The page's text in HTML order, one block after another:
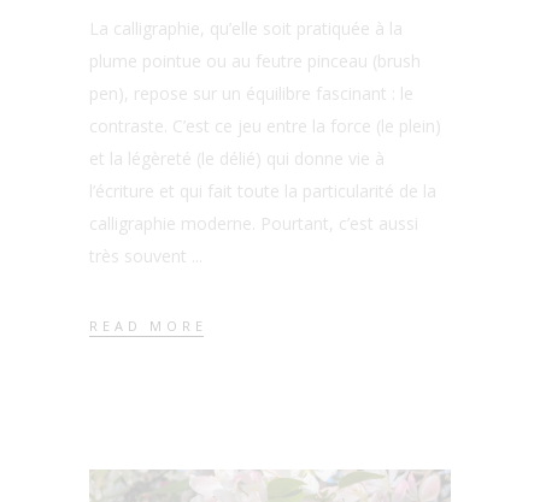
La calligraphie, qu’elle soit pratiquée à la
plume pointue ou au feutre pinceau (brush
pen), repose sur un équilibre fascinant : le
contraste. C’est ce jeu entre la force (le plein)
et la légèreté (le délié) qui donne vie à
l’écriture et qui fait toute la particularité de la
calligraphie moderne. Pourtant, c’est aussi
très souvent
READ MORE